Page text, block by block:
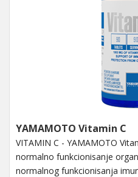
YAMAMOTO Vitamin C
VITAMIN C - YAMAMOTO
normalno funkcionisanje
normalnog funkcionisanja